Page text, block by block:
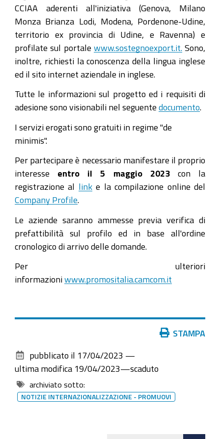
CCIAA aderenti all'iniziativa (Genova, Milano
Monza Brianza Lodi, Modena, Pordenone-Udine,
territorio ex provincia di Udine, e Ravenna) e
profilate sul portale www.sostegnoexport.it. Sono,
inoltre, richiesti la conoscenza della lingua inglese
ed il sito internet aziendale in inglese.
Tutte le informazioni sul progetto ed i requisiti di
adesione sono visionabili nel seguente documento
I servizi erogati sono gratuiti in regime "de
minimis".
Per partecipare è necessario manifestare il proprio
interesse entro il 5 maggio 2023con la
registrazione al linke la compilazione online del
Company Profile
Le aziende saranno ammesse previa verifica di
prefattibilità sul profilo ed in base all'ordine
cronologico di arrivo delle domande.
Per ulteriori
informazioni www.promositalia.camcom.it
documento
STAMPA
pubblicato il 17/04/2023 —
ultima modifica 19/04/2023—scaduto
archiviato sotto:
NOTIZIE INTERNAZIONALIZZAZIONE - PROMUOVI